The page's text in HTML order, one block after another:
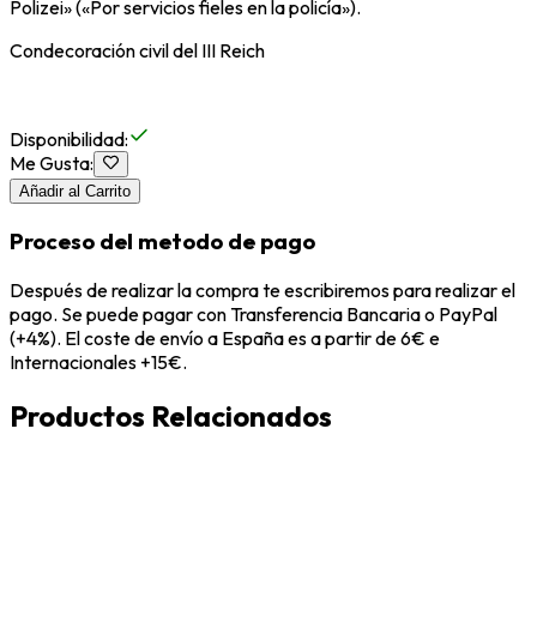
Polizei» («Por servicios fieles en la policía»).
Condecoración civil del III Reich
Disponibilidad:
Me Gusta:
Añadir al Carrito
Proceso del metodo de pago
Después de realizar la compra te escribiremos para realizar el
pago. Se puede pagar con Transferencia Bancaria o PayPal
(+4%). El coste de envío a España es a partir de 6€ e
Internacionales +15€.
Productos Relacionados